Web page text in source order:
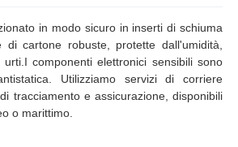
in modo sicuro in inserti di schiuma
cartone robuste, protette dall'umidità,
componenti elettronici sensibili sono
Utilizziamo servizi di corriere
tracciamento e assicurazione, disponibili
o marittimo.